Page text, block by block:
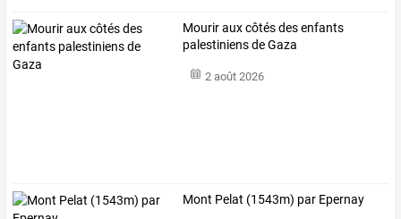
Mourir aux côtés des enfants
palestiniens de Gaza
2 août 2026
Mont Pelat (1543m) par Epernay